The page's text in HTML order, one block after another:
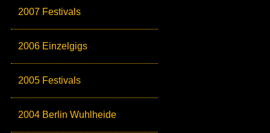
2007 Festivals
2006 Einzelgigs
2005 Festivals
2004 Berlin Wuhlheide